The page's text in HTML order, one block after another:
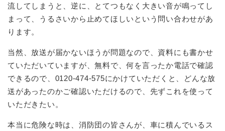
流してしまうと、逆に、とてつもなく大きい音が鳴ってし
まって、うるさいから止めてほしいという問い合わせがあ
ります。
当然、放送が届かないほうが問題なので、資料にも書かせ
ていただいていますが、無料で、何を言ったか電話で確認
できるので、0120-474-575にかけていただくと、どんな放
送があったのかご確認いただけるので、先ずこれを使って
いただきたい。
本当に危険な時は、消防団の皆さんが、車に積んでいるス